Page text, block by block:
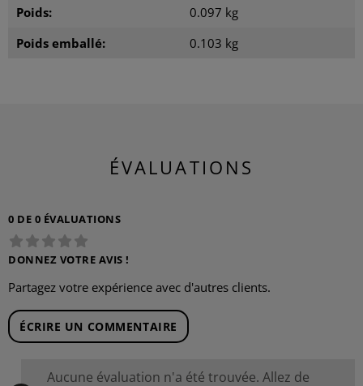
Poids:
0.097 kg
Poids emballé:
0.103 kg
ÉVALUATIONS
0 DE 0 ÉVALUATIONS
DONNEZ VOTRE AVIS !
Partagez votre expérience avec d'autres clients.
ÉCRIRE UN COMMENTAIRE
Aucune évaluation n'a été trouvée. Allez de